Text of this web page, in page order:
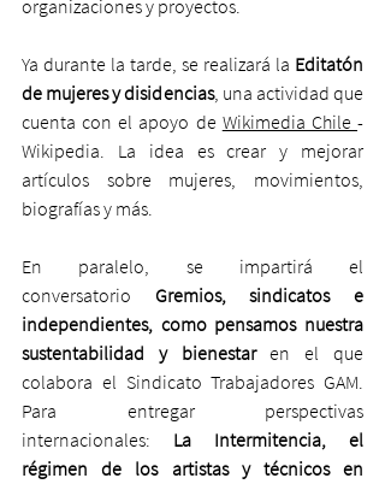
organizaciones y proyectos.
Ya durante la tarde, se realizará la Editatón
de mujeres y disidencias, una actividad que
cuenta con el apoyo de Wikimedia Chile -
Wikipedia. La idea es crear y mejorar
artículos sobre mujeres, movimientos,
biografías y más.
En paralelo, se impartirá el
conversatorio Gremios, sindicatos e
independientes, como pensamos nuestra
sustentabilidad y bienestar en el que
colabora el Sindicato Trabajadores GAM.
Para entregar perspectivas
internacionales: La Intermitencia, el
régimen de los artistas y técnicos en